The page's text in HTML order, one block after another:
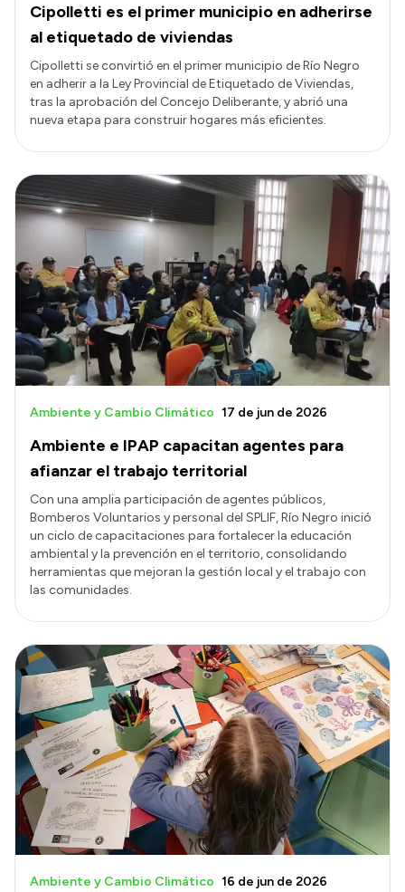
Cipolletti es el primer municipio en adherirse
al etiquetado de viviendas
Cipolletti se convirtió en el primer municipio de Río Negro
en adherir a la Ley Provincial de Etiquetado de Viviendas,
tras la aprobación del Concejo Deliberante, y abrió una
nueva etapa para construir hogares más eficientes.
Ambiente e IPAP capacitan agentes para
afianzar el trabajo territorial
Ambiente y Cambio Climático 17 de jun de 2026
Con una amplia participación de agentes públicos,
Bomberos Voluntarios y personal del SPLIF, Río Negro inició
un ciclo de capacitaciones para fortalecer la educación
ambiental y la prevención en el territorio, consolidando
herramientas que mejoran la gestión local y el trabajo con
las comunidades.
Ambiente y Cambio Climático 16 de jun de 2026